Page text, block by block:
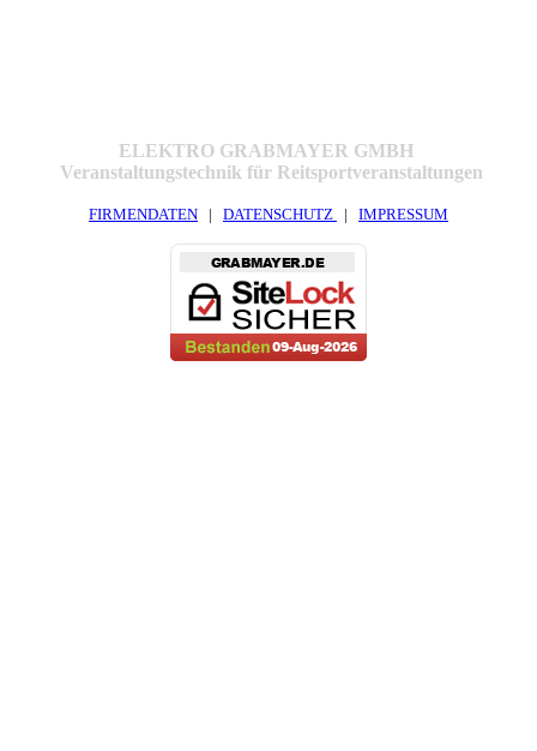
ELEKTRO GRABMAYER GMBH
Veranstaltungstechnik für Reitsportveranstaltungen
FIRMENDATEN DATENSCHUTZ IMPRESSUM